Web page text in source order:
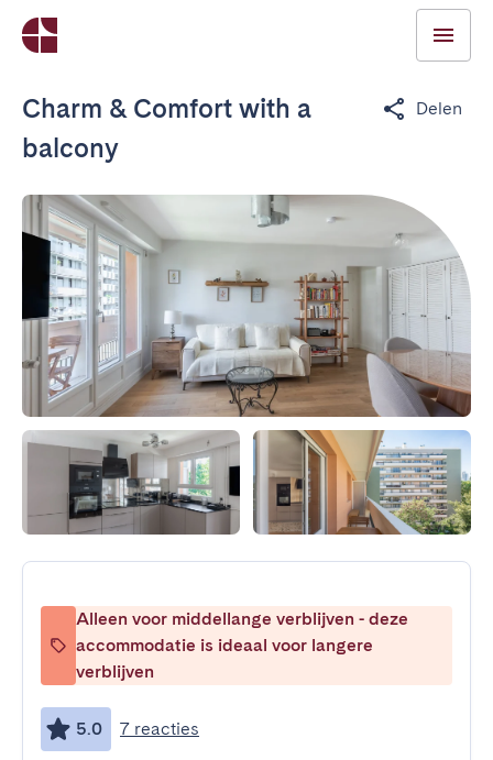
Charm & Comfort with a
balcony
Delen
Alleen voor middellange verblijven - deze
accommodatie is ideaal voor langere
verblijven
5.0 7 reacties